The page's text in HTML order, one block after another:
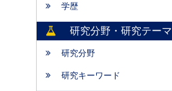
学歴
研究分野・研究テーマ
研究分野
研究キーワード